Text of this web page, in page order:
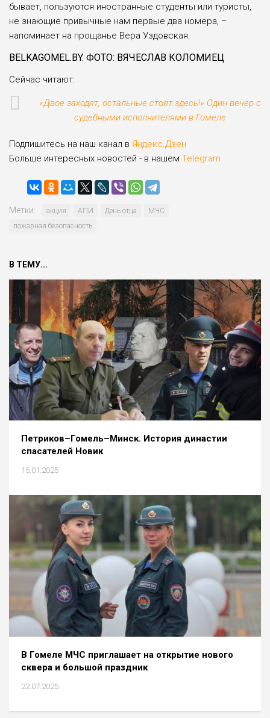
бывает, пользуются иностранные студенты или туристы,
не знающие привычные нам первые два номера, –
напоминает на прощанье Вера Уздовская.
BELKAGOMEL.BY. ФОТО: ВЯЧЕСЛАВ КОЛОМИЕЦ
Сейчас читают:
«Двое заходят, остальные стоят здесь!» Один вечер с
судебными исполнителями в Гомеле
Подпишитесь на наш канал в Яндекс.Дзен
Больше интересных новостей - в нашем Telegram
Метки: акция АПИ День отца
МЧС
пожарная безопасность
В ТЕМУ...
Петриков–Гомель–Минск. История династии
спасателей Новик
15.01.2025
В Гомеле МЧС приглашает на открытие нового
сквера и большой праздник
22.07.2025